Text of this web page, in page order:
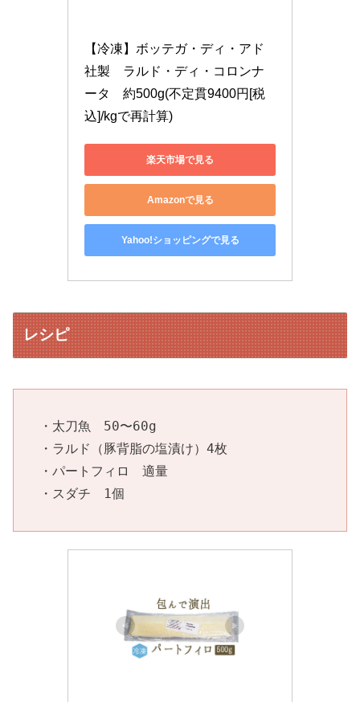
【冷凍】ボッテガ・ディ・アド
社製　ラルド・ディ・コロンナ
ータ　約500g(不定貫9400円[税
込]/kgで再計算)
楽天市場で見る
Amazonで見る
Yahoo!ショッピングで見る
レシピ
・太刀魚　50〜60g
・ラルド（豚背脂の塩漬け）4枚
・パートフィロ　適量
・スダチ　1個